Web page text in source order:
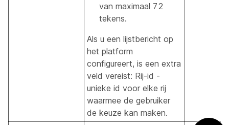
van maximaal 72
tekens.
Als u een lijstbericht op
het platform
configureert, is een extra
veld vereist: Rij-id -
unieke id voor elke rij
waarmee de gebruiker
de keuze kan maken.